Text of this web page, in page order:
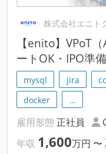
株式会社エニト
【enito】VPoT
ートOK・IPO準
mysql jira
docker
…
雇用形態 正社員
年収 1,600万円 〜